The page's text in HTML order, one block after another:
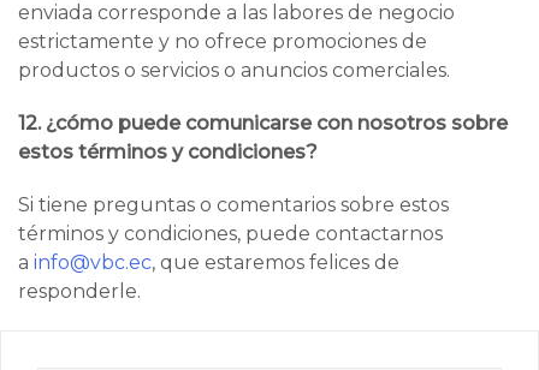
enviada corresponde a las labores de negocio
estrictamente y no ofrece promociones de
productos o servicios o anuncios comerciales.
12. ¿cómo puede comunicarse con nosotros sobre
estos términos y condiciones?
Si tiene preguntas o comentarios sobre estos
términos y condiciones, puede contactarnos
a info@vbc.ec, que estaremos felices de
responderle.